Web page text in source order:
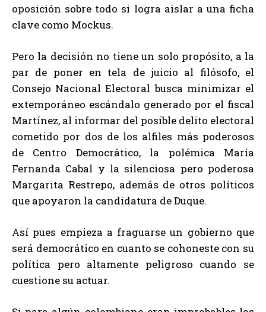
oposición sobre todo si logra aislar a una ficha
clave como Mockus.
Pero la decisión no tiene un solo propósito, a la
par de poner en tela de juicio al filósofo, el
Consejo Nacional Electoral busca minimizar el
extemporáneo escándalo generado por el fiscal
Martínez, al informar del posible delito electoral
cometido por dos de los alfiles más poderosos
de Centro Democrático, la polémica María
Fernanda Cabal y la silenciosa pero poderosa
Margarita Restrepo, además de otros políticos
que apoyaron la candidatura de Duque.
Así pues empieza a fraguarse un gobierno que
será democrático en cuanto se cohoneste con su
política pero altamente peligroso cuando se
cuestione su actuar.